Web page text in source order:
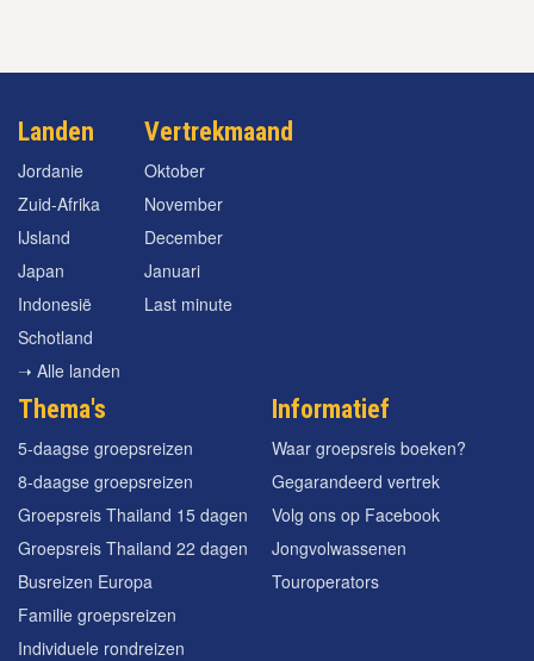
Landen
Jordanie
Zuid-Afrika
IJsland
Japan
Indonesië
Schotland
➝ Alle landen
Vertrekmaand
Oktober
November
December
Januari
Last minute
Thema's
5-daagse groepsreizen
8-daagse groepsreizen
Groepsreis Thailand 15 dagen
Groepsreis Thailand 22 dagen
Busreizen Europa
Familie groepsreizen
Individuele rondreizen
Informatief
Waar groepsreis boeken?
Gegarandeerd vertrek
Volg ons op Facebook
Jongvolwassenen
Touroperators